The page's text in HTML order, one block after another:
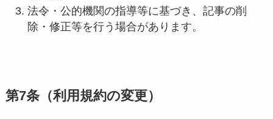
法令・公的機関の指導等に基づき、記事の削
除・修正等を行う場合があります。
第7条（利用規約の変更）